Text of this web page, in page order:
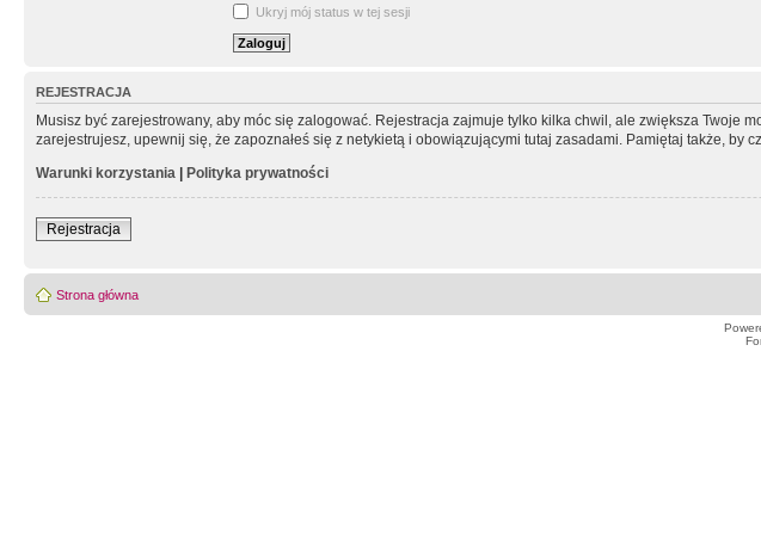
Ukryj mój status w tej sesji
REJESTRACJA
Musisz być zarejestrowany, aby móc się zalogować. Rejestracja zajmuje tylko kilka chwil, ale zwiększa Twoje
zarejestrujesz, upewnij się, że zapoznałeś się z netykietą i obowiązującymi tutaj zasadami. Pamiętaj także, by
Warunki korzystania | Polityka prywatności
Rejestracja
Strona główna